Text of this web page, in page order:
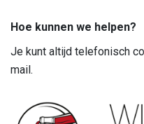
Hoe kunnen we helpen?
Je kunt altijd telefonisch
mail.